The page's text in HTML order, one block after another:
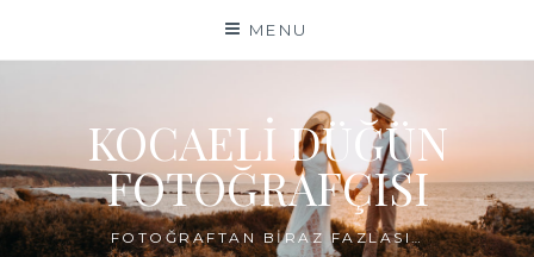
MENU
KOCAELI DÜĞÜN
FOTOĞRAFÇISI
FOTOĞRAFTAN BIRAZ FAZLASI…